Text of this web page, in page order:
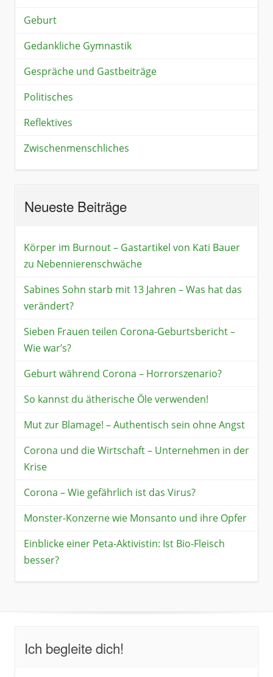
Geburt
Gedankliche Gymnastik
Gespräche und Gastbeiträge
Politisches
Reflektives
Zwischenmenschliches
Neueste Beiträge
Körper im Burnout – Gastartikel von Kati Bauer
zu Nebennierenschwäche
Sabines Sohn starb mit 13 Jahren – Was hat das
verändert?
Sieben Frauen teilen Corona-Geburtsbericht –
Wie war’s?
Geburt während Corona – Horrorszenario?
So kannst du ätherische Öle verwenden!
Mut zur Blamage! – Authentisch sein ohne Angst
Corona und die Wirtschaft – Unternehmen in der
Krise
Corona – Wie gefährlich ist das Virus?
Monster-Konzerne wie Monsanto und ihre Opfer
Einblicke einer Peta-Aktivistin: Ist Bio-Fleisch
besser?
Ich begleite dich!